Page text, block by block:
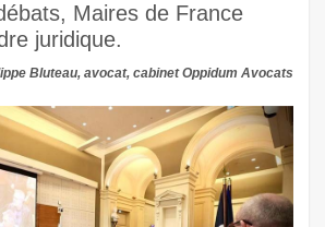
Maires de France
juridique.
Bluteau, avocat, cabinet Oppidum Avocats